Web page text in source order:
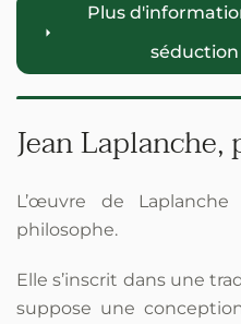
Plus
séduction
Jean
L’œuvre de
philosophe.
Elle s’inscrit dans une
suppose une